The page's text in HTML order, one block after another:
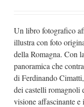
Un libro fotografico
illustra con foto
della Romagna. Con
panoramica che
di Ferdinando
dei castelli romagnoli
visione affascinante